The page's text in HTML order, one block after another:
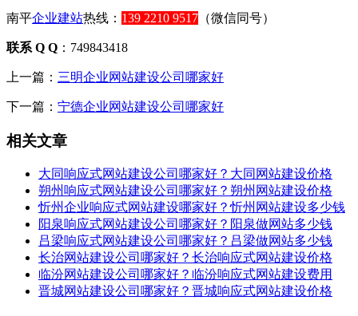
南平企业建站热线： 139 2210 9517 （微信同号）
联系 Q Q ：749843418
上一篇： 三明企业网站建设公司哪家好
下一篇： 宁德企业网站建设公司哪家好
相关文章
大同响应式网站建设公司哪家好？大同网站建设价格
朔州响应式网站建设公司哪家好？朔州网站建设价格
忻州企业响应式网站建设哪家好？忻州网站建设多少钱
阳泉响应式网站建设公司哪家好？阳泉做网站多少钱
吕梁响应式网站建设公司哪家好？吕梁做网站多少钱
长治网站建设公司哪家好？长治响应式网站建设价格
临汾网站建设公司哪家好？临汾响应式网站建设费用
晋城网站建设公司哪家好？晋城响应式网站建设价格